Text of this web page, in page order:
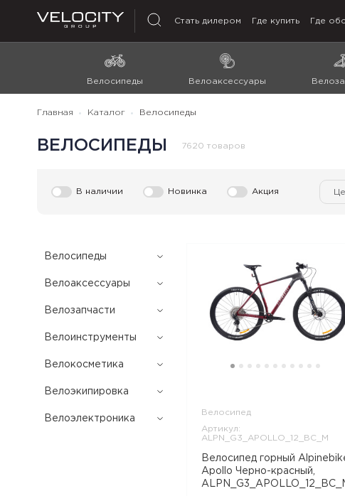
Стать дилером Где купить Где
Велосипеды Велоаксессуары
Главная Каталог Велосипеды
ВЕЛОСИПЕДЫ 7620 товаров
В наличии Новинка Акция
Велоcипеды
Велоаксессуары
Велозапчасти
Велоинструменты
Велокосметика
Велоэкипировка
Велоэлектроника
Велосипед
Артикул:
ALPN_G3_APOLLO_12_BC_M
Велосипед горный
Apollo Черно-красный,